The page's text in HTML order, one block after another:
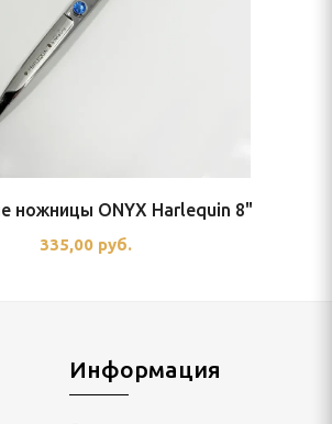
ножницы ONYX Harlequin 8"
335,00 руб.
Информация